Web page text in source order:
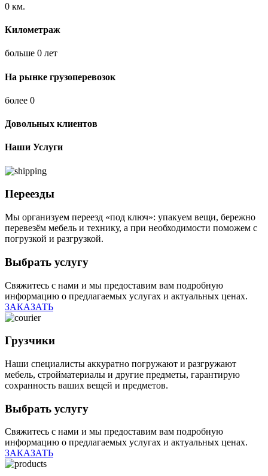
0 км.
Километраж
больше 0 лет
На рынке грузоперевозок
более 0
Довольных клиентов
Наши Услуги
Переезды
Мы организуем переезд «под ключ»: упакуем вещи, бережно
перевезём мебель и технику, а при необходимости поможем с
погрузкой и разгрузкой.
Выбрать услугу
Свяжитесь с нами и мы предоставим вам подробную
информацию о предлагаемых услугах и актуальных ценах.
ЗАКАЗАТЬ
Грузчики
Наши специалисты аккуратно погружают и разгружают
мебель, стройматериалы и другие предметы, гарантирую
сохранность ваших вещей и предметов.
Выбрать услугу
Свяжитесь с нами и мы предоставим вам подробную
информацию о предлагаемых услугах и актуальных ценах.
ЗАКАЗАТЬ